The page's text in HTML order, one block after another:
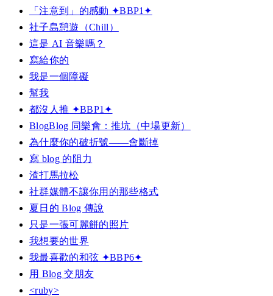
「注意到」的感動 ✦BBP1✦
社子島憩遊（Chill）
這是 AI 音樂嗎？
寫給你的
我是一個障礙
幫我
都沒人推 ✦BBP1✦
BlogBlog 同樂會：推坑（中場更新）
為什麼你的破折號——會斷掉
寫 blog 的阻力
渣打馬拉松
社群媒體不讓你用的那些格式
夏日的 Blog 傳說
只是一張可麗餅的照片
我想要的世界
我最喜歡的和弦 ✦BBP6✦
用 Blog 交朋友
<ruby>